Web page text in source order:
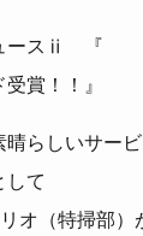
ースⅱ 『
賞！！』
晴らしいサー
して
オ（特掃部）